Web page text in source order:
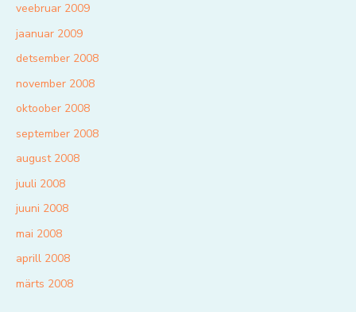
veebruar 2009
jaanuar 2009
detsember 2008
november 2008
oktoober 2008
september 2008
august 2008
juuli 2008
juuni 2008
mai 2008
aprill 2008
märts 2008